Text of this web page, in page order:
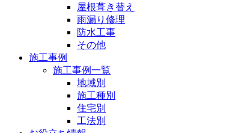
屋根葺き替え
雨漏り修理
防水工事
その他
施工事例
施工事例一覧
地域別
施工種別
住宅別
工法別